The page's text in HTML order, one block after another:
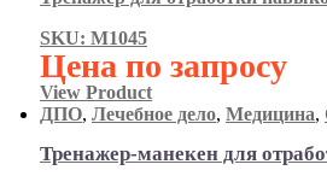
SKU: М1045
Цена по запросу
View Product
ДПО, Лечебное дело, Медицина,
Тренажер-манекен для